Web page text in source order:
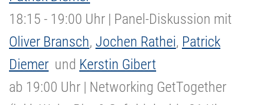
18:15 - 19:00 Uhr | Panel-Diskussion mit
Oliver Bransch, Jochen Rathei, Patrick
Diemer und Kerstin Gibert
ab 19:00 Uhr | Networking GetTogether